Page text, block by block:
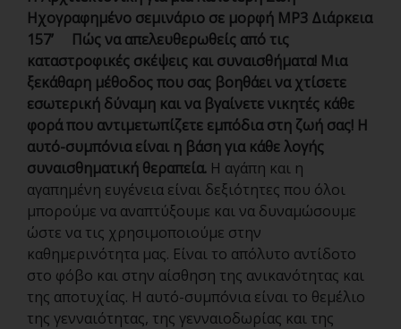
Ηχογραφημένο σεμινάριο σε μορφή MP3 Διάρκεια
157’
Πώς να απελευθερωθείς από τις
καταστροφικές σκέψεις και συναισθήματα! Μια
ξεκάθαρη μέθοδος που σας βοηθάει να χτίσετε
εσωτερική δύναμη και να βγαίνετε νικητές κάθε
φορά που αντιμετωπίζετε εμπόδια στη ζωή σας! Η
αυτό-συμπόνια είναι η βάση για κάθε λογής
συναισθηματική θεραπεία. Η αγάπη και η
αγαπημένη ευγένεια είναι δεξιότητες που όλοι
μπορούμε να αναπτύξουμε και να δυναμώσουμε
ώστε να τις χρησιμοποιούμε στην
καθημερινότητα μας. Είναι το απόλυτο αντίδοτο
στο φόβο και στην αίσθηση της ανικανότητας και
της αποτυχίας. Η αυτό-συμπόνια είναι το θεμέλιο
της γενναιότητας, της γενναιοδωρίας και της